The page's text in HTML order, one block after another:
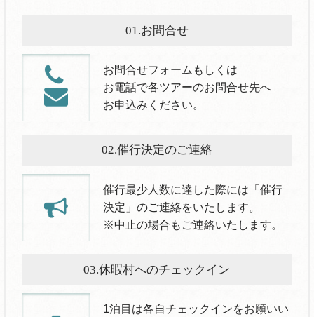
01.お問合せ
お問合せフォームもしくは
お電話で各ツアーのお問合せ先へ
お申込みください。
02.催行決定のご連絡
催行最少人数に達した際には「催行
決定」のご連絡をいたします。
※中止の場合もご連絡いたします。
03.休暇村へのチェックイン
1泊目は各自チェックインをお願いい